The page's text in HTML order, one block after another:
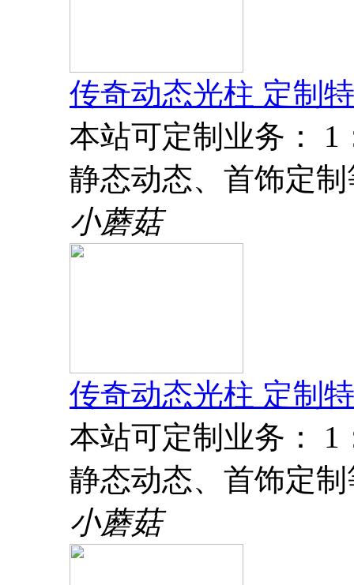
传奇动态光柱 定制
本站可定制业务： 1
静态动态、首饰定
小蘑菇
传奇动态光柱 定制
本站可定制业务： 1
静态动态、首饰定
小蘑菇